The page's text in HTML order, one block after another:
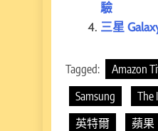
驗
三星
Tagged: Amazon
Samsung
The
英特爾
蘋果